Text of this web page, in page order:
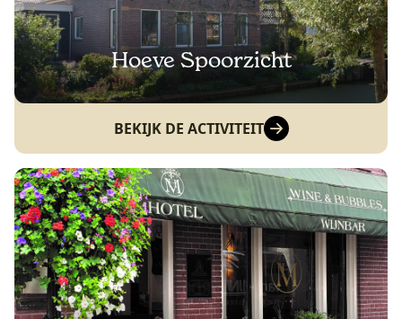
Hoeve Spoorzicht
BEKIJK DE ACTIVITEIT